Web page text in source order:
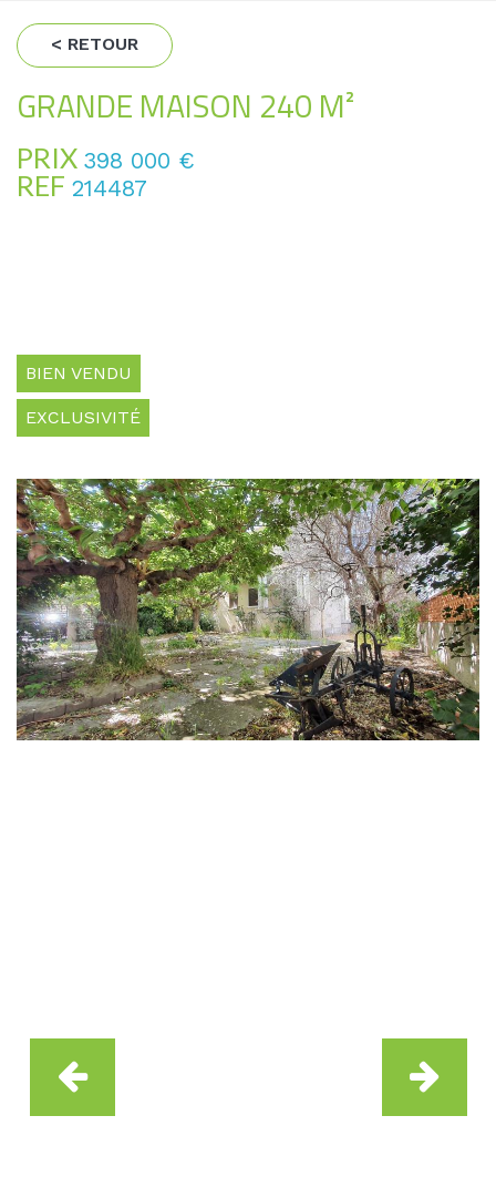
< RETOUR
GRANDE MAISON 240 M²
PRIX 398 000 €
REF 214487
BIEN VENDU
EXCLUSIVITÉ